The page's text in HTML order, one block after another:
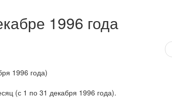
1996 года
(с 1 по 31 декабря 1996 года).